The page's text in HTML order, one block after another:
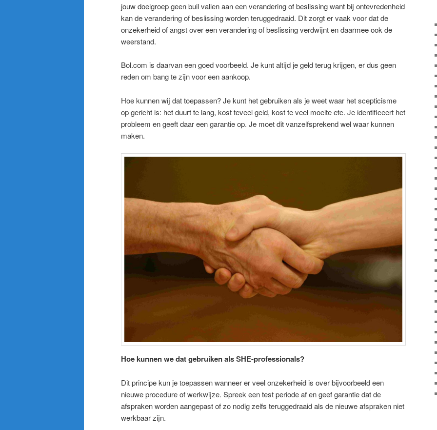
jouw doelgroep geen buil vallen aan een verandering of beslissing want bij ontevredenheid
kan de verandering of beslissing worden teruggedraaid. Dit zorgt er vaak voor dat de
onzekerheid of angst over een verandering of beslissing verdwijnt en daarmee ook de
weerstand.
Bol.com is daarvan een goed voorbeeld. Je kunt altijd je geld terug krijgen, er dus geen
reden om bang te zijn voor een aankoop.
Hoe kunnen wij dat toepassen? Je kunt het gebruiken als je weet waar het scepticisme
op gericht is: het duurt te lang, kost teveel geld, kost te veel moeite etc. Je identificeert het
probleem en geeft daar een garantie op. Je moet dit vanzelfsprekend wel waar kunnen
maken.
Hoe kunnen we dat gebruiken als SHE-professionals?
Dit principe kun je toepassen wanneer er veel onzekerheid is over bijvoorbeeld een
nieuwe procedure of werkwijze. Spreek een test periode af en geef garantie dat de
afspraken worden aangepast of zo nodig zelfs teruggedraaid als de nieuwe afspraken niet
werkbaar zijn.